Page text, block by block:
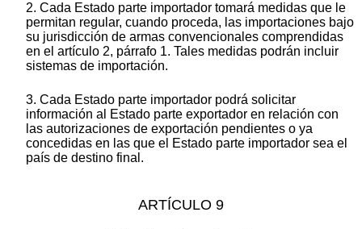
2. Cada Estado parte importador tomará medidas que le
permitan regular, cuando proceda, las importaciones bajo
su jurisdicción de armas convencionales comprendidas
en el artículo 2, párrafo 1. Tales medidas podrán incluir
sistemas de importación.
3. Cada Estado parte importador podrá solicitar
información al Estado parte exportador en relación con
las autorizaciones de exportación pendientes o ya
concedidas en las que el Estado parte importador sea el
país de destino final.
ARTÍCULO 9